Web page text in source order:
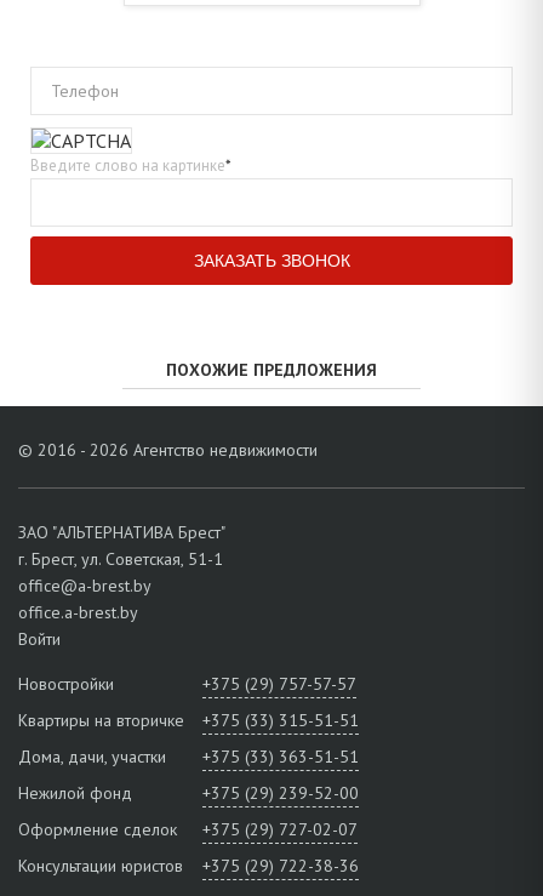
Телефон
Введите слово на картинке*
ПОХОЖИЕ ПРЕДЛОЖЕНИЯ
© 2016 - 2026 Агентство недвижимости
ЗАО "АЛЬТЕРНАТИВА Брест"
г. Брест, ул. Советская, 51-1
office@a-brest.by
office.a-brest.by
Войти
Новостройки
+375 (29) 757-57-57
Квартиры на вторичке
+375 (33) 315-51-51
Дома, дачи, участки
+375 (33) 363-51-51
Нежилой фонд
+375 (29) 239-52-00
Оформление сделок
+375 (29) 727-02-07
Консультации юристов
+375 (29) 722-38-36